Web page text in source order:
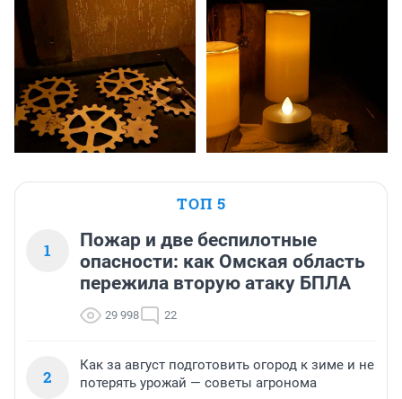
ТОП 5
1
Пожар и две беспилотные
опасности: как Омская область
пережила вторую атаку БПЛА
29 998 22
2
Как за август подготовить огород к зиме и не
потерять урожай — советы агронома